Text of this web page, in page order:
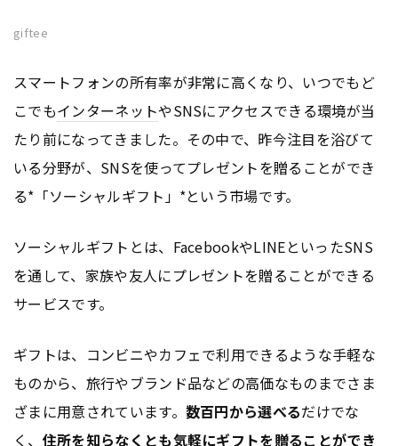
giftee
スマートフォンの所有率が非常に高くなり、いつでもど
こでもインターネットやSNSにアクセスできる環境が当
たり前になってきました。その中で、昨今注目を浴びて
いる分野が、SNSを使ってプレゼントを贈ることができ
る*「ソーシャルギフト」*という市場です。
ソーシャルギフトとは、FacebookやLINEといったSNS
を通して、家族や友人にプレゼントを贈ることができる
サービスです。
ギフトは、コンビニやカフェで利用できるような手軽な
ものから、旅行やブランド品などの高価なものまでさま
ざまに用意されています。 数百円から選べるだけでな
く、 住所を知らなくとも気軽にギフトを贈ることができ